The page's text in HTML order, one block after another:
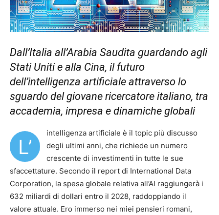
Dall’Italia all’Arabia Saudita guardando agli
Stati Uniti e alla Cina, il futuro
dell’intelligenza artificiale attraverso lo
sguardo del giovane ricercatore italiano, tra
accademia, impresa e dinamiche globali
L’
intelligenza artificiale è il topic più discusso
degli ultimi anni, che richiede un numero
crescente di investimenti in tutte le sue
sfaccettature. Secondo il report di International Data
Corporation, la spesa globale relativa all’AI raggiungerà i
632 miliardi di dollari entro il 2028, raddoppiando il
valore attuale. Ero immerso nei miei pensieri romani,